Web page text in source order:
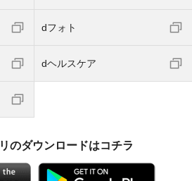
dフォト
dヘルスケア
のダウンロードはコチラ